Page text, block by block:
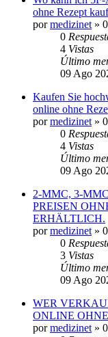
ohne Rezept
pormedizinet»
0
4 Vistas
Último
09 Ago
Kaufen Sie
online ohne
pormedizinet»
0
4 Vistas
Último
09 Ago
2-MMC, 3-
PREISEN
ERHÄLTLICH.
pormedizinet»
0
3 Vistas
Último
09 Ago
WER
ONLINE
pormedizinet»